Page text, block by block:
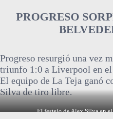
PROGRESO
Progreso resurgió una vez
triunfo 1:0 a Liverpool en
El equipo de La Teja ganó
Silva de tiro libre.
El festejo de Alex Silva en